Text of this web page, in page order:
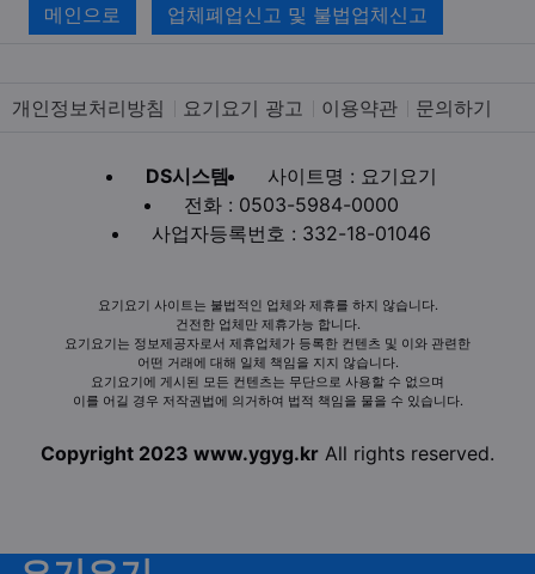
메인으로 업체폐업신고 및 불법업체신고
개인정보처리방침 요기요기 광고 이용약관 문의하기
DS시스템
사이트명 : 요기요기
전화 : 0503-5984-0000
사업자등록번호 : 332-18-01046
요기요기 사이트는 불법적인 업체와 제휴를 하지 않습니다.
건전한 업체만 제휴가능 합니다.
요기요기는 정보제공자로서 제휴업체가 등록한 컨텐츠 및 이와 관련한
어떤 거래에 대해 일체 책임을 지지 않습니다.
요기요기에 게시된 모든 컨텐츠는 무단으로 사용할 수 없으며
이를 어길 경우 저작권법에 의거하여 법적 책임을 물을 수 있습니다.
Copyright 2023 www.ygyg.kr All rights reserved.